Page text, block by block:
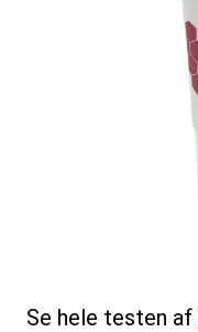
Se hele testen af